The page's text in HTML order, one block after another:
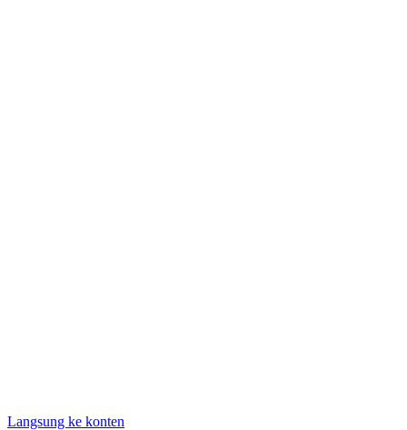
Langsung ke konten